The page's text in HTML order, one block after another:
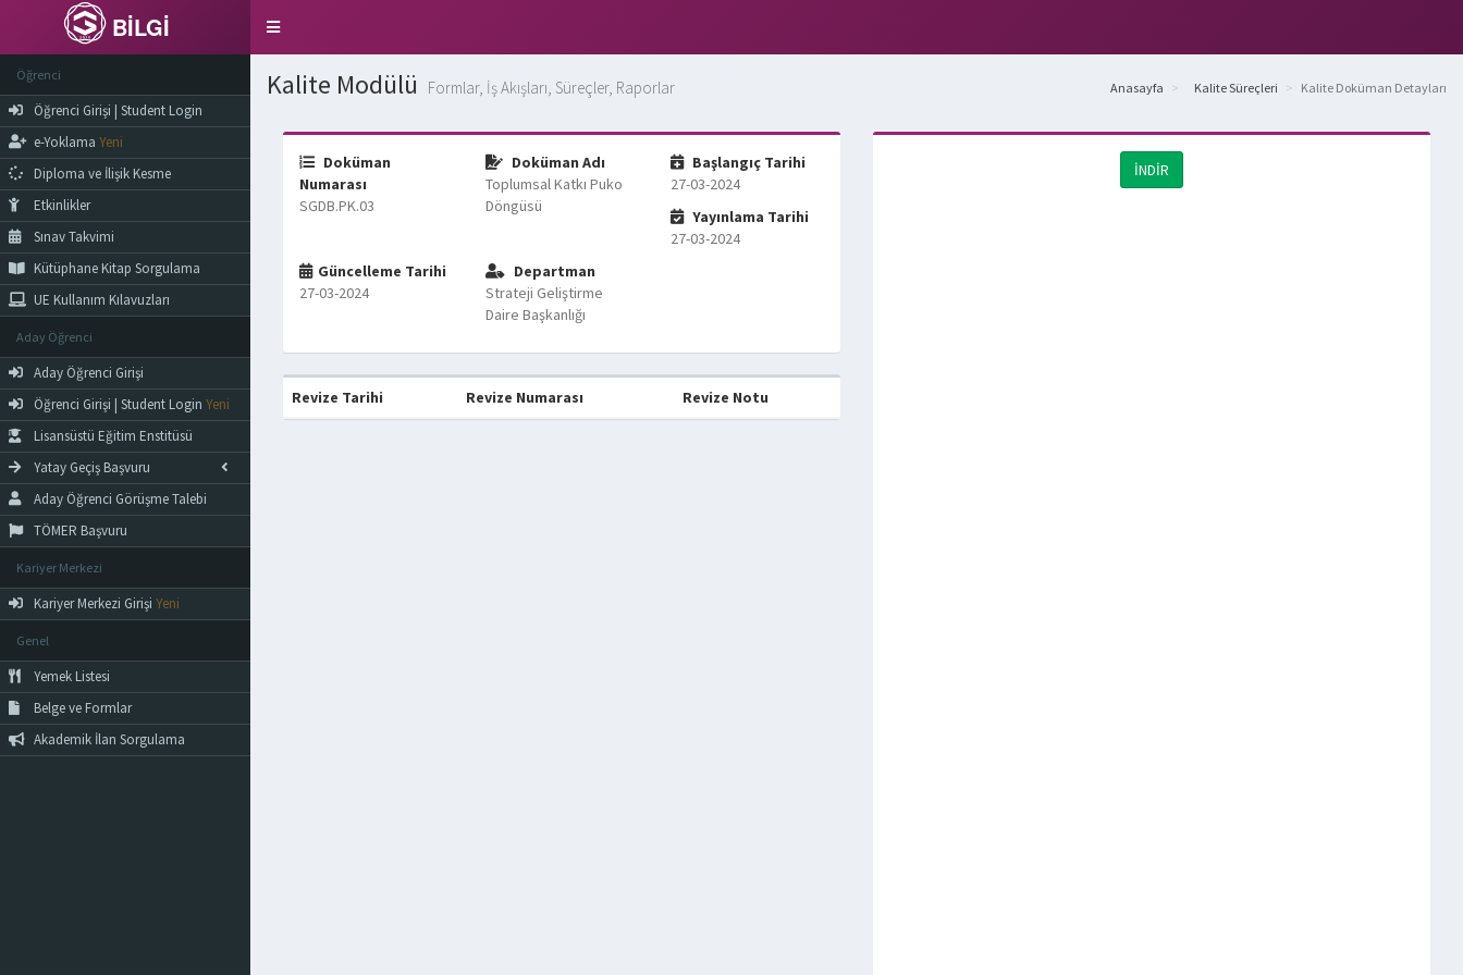
BİLGİ
Toggle
Öğrenci
Öğrenci Girişi | Student Login
e-Yoklama Yeni
Diploma ve İlişik Kesme
Etkinlikler
Sınav Takvimi
Kütüphane Kitap Sorgulama
UE Kullanım Kılavuzları
Aday Öğrenci
Aday Öğrenci Girişi
Öğrenci Girişi | Student Login Yeni
Lisansüstü Eğitim Enstitüsü
Yatay Geçiş Başvuru
Aday Öğrenci Görüşme Talebi
TÖMER Başvuru
Kariyer Merkezi
Kariyer Merkezi Girişi Yeni
Genel
Yemek Listesi
Belge ve Formlar
Akademik İlan Sorgulama
Kalite Modülü Formlar, İş Akışları, Süreçler, Raporlar Anasayfa Kalite Süreçleri Kalite Doküman Detayları
Doküman
Numarası
SGDB.PK.03
Doküman Adı
Toplumsal Katkı Puko
Döngüsü
Başlangıç Tarihi
27-03-2024
Yayınlama Tarihi
27-03-2024
Güncelleme Tarihi
27-03-2024
Departman
Strateji Geliştirme
Daire Başkanlığı
Revize Tarihi Revize Numarası Revize Notu
İNDİR